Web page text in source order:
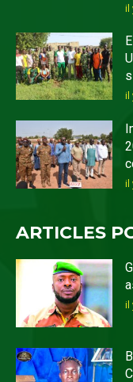
il
il
il
ARTICLES
il